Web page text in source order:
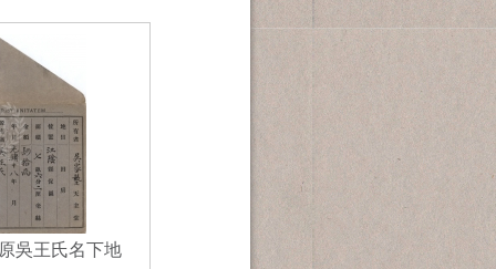
吳王氏名下地